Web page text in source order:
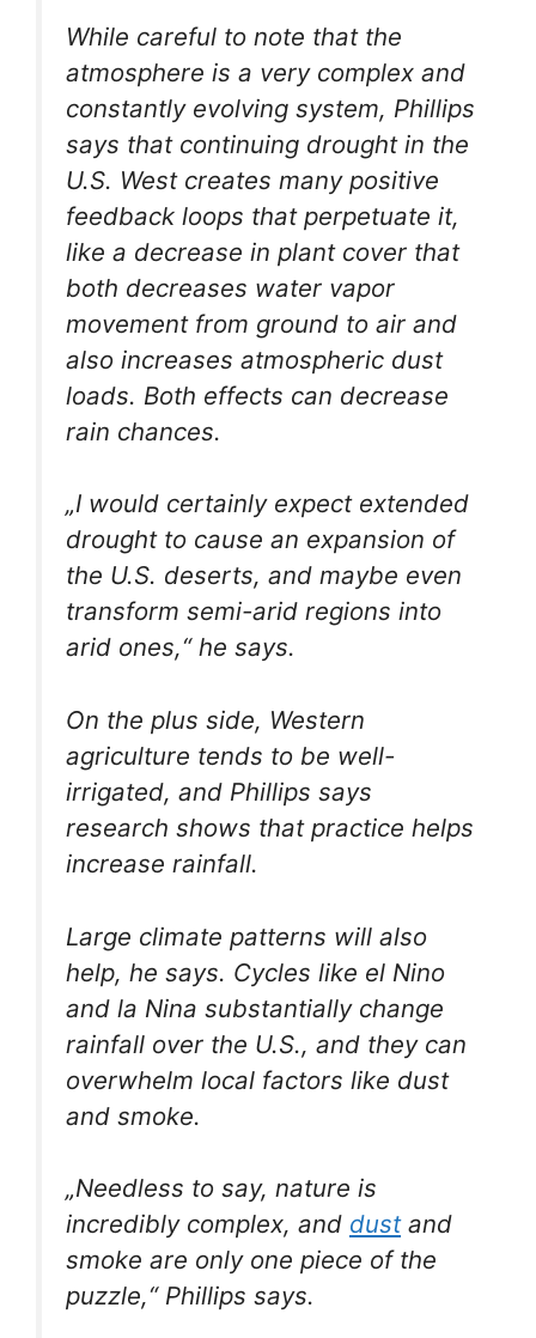
While careful to note that the
atmosphere is a very complex and
constantly evolving system, Phillips
says that continuing drought in the
U.S. West creates many positive
feedback loops that perpetuate it,
like a decrease in plant cover that
both decreases water vapor
movement from ground to air and
also increases atmospheric dust
loads. Both effects can decrease
rain chances.
„I would certainly expect extended
drought to cause an expansion of
the U.S. deserts, and maybe even
transform semi-arid regions into
arid ones,“ he says.
On the plus side, Western
agriculture tends to be well-
irrigated, and Phillips says
research shows that practice helps
increase rainfall.
Large climate patterns will also
help, he says. Cycles like el Nino
and la Nina substantially change
rainfall over the U.S., and they can
overwhelm local factors like dust
and smoke.
„Needless to say, nature is
incredibly complex, and dustand
smoke are only one piece of the
puzzle,“ Phillips says.